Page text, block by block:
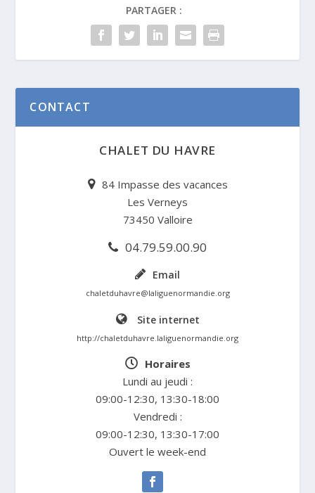
PARTAGER :
CONTACT
CHALET DU HAVRE
84 Impasse des vacances
Les Verneys
73450 Valloire
04.79.59.00.90
Email
chaletduhavre@laliguenormandie.org
Site internet
http://chaletduhavre.laliguenormandie.org
Horaires
Lundi au jeudi :
09:00-12:30, 13:30-18:00
Vendredi :
09:00-12:30, 13:30-17:00
Ouvert le week-end